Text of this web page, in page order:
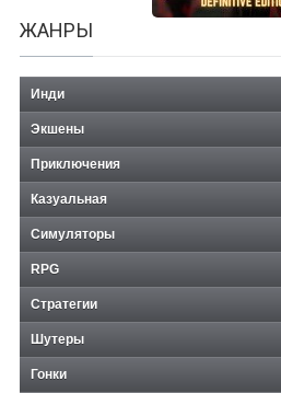
The Dancer:
ЖАНРЫ
Инди
Экшены
Приключения
Казуальная
Симуляторы
RPG
Стратегии
Шутеры
Гонки